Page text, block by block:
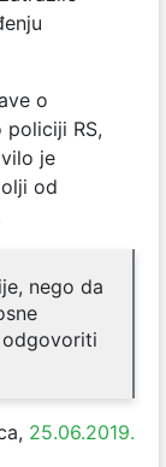
o
policiji RS,
je
od
nego da
25.06.2019.